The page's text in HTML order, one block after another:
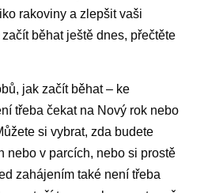
rakoviny a zlepšit vaši
běhat ještě dnes, přečtěte
jak začít běhat – ke
třeba čekat na Nový rok nebo
si vybrat, zda budete
nebo v parcích, nebo si prostě
zahájením také není třeba